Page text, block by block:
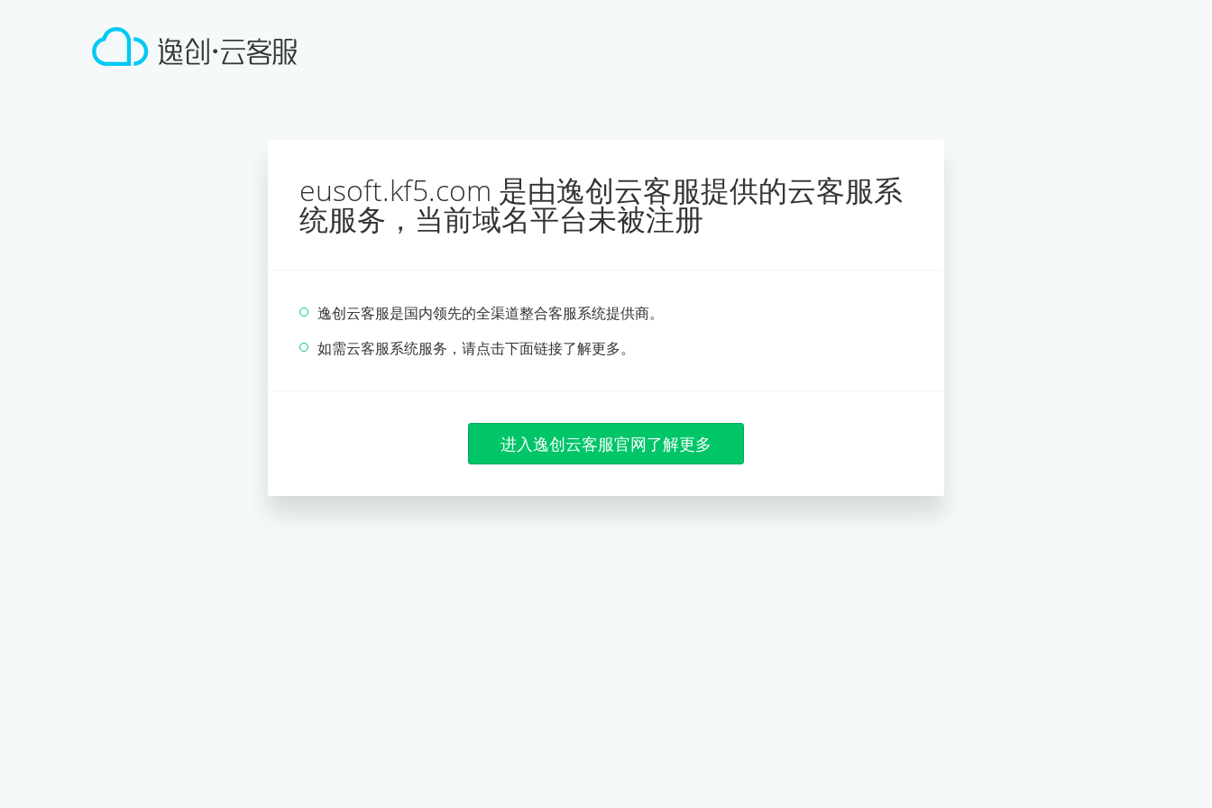
eusoft.kf5.com 是由逸创云客服提供的云客服系
统服务，当前域名平台未被注册
逸创云客服是国内领先的全渠道整合客服系统提供商。
如需云客服系统服务，请点击下面链接了解更多。
进入逸创云客服官网了解更多